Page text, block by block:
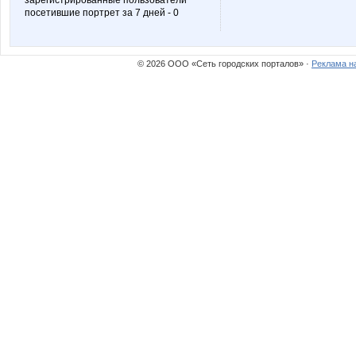
посетившие портрет за 7 дней - 0
© 2026 ООО «Сеть городских порталов» · Реклама